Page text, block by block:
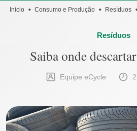
Início Consumo e Produção Resíduos
Resíduos
Saiba onde
Equipe eCycle